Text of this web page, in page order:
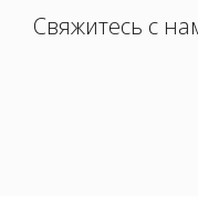
Свяжитесь с